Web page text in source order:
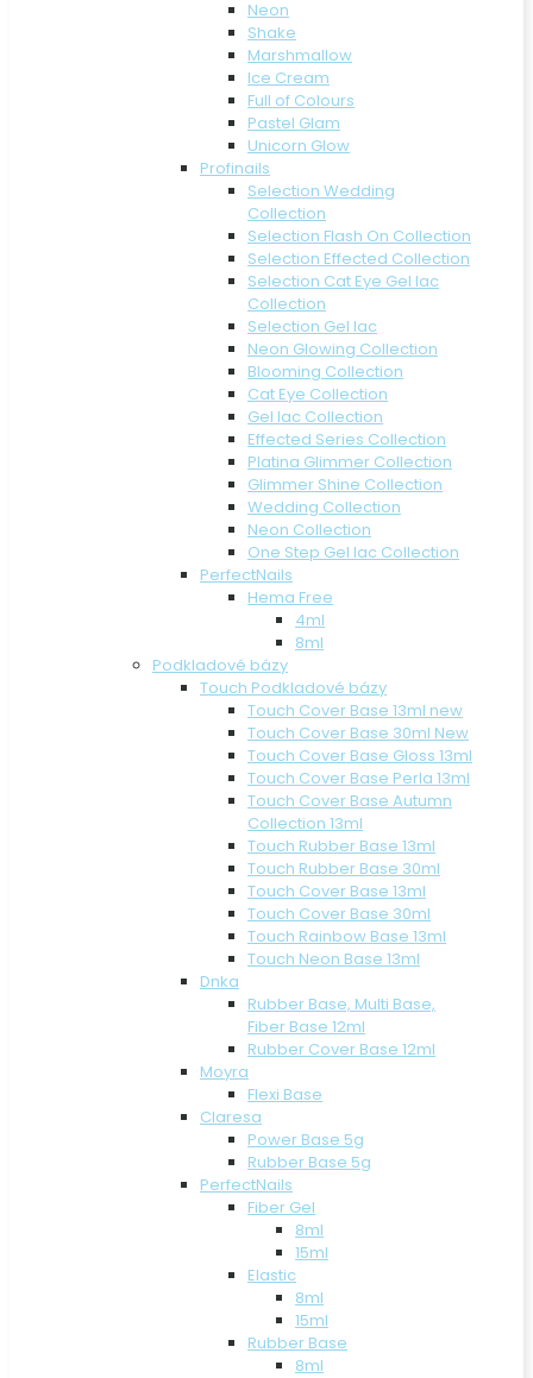
Neon
Shake
Marshmallow
Ice Cream
Full of Colours
Pastel Glam
Unicorn Glow
Profinails
Selection Wedding
Collection
Selection Flash On Collection
Selection Effected Collection
Selection Cat Eye Gel lac
Collection
Selection Gel lac
Neon Glowing Collection
Blooming Collection
Cat Eye Collection
Gel lac Collection
Effected Series Collection
Platina Glimmer Collection
Glimmer Shine Collection
Wedding Collection
Neon Collection
One Step Gel lac Collection
PerfectNails
Hema Free
4ml
8ml
Podkladové bázy
Touch Podkladové bázy
Touch Cover Base 13ml new
Touch Cover Base 30ml New
Touch Cover Base Gloss 13ml
Touch Cover Base Perla 13ml
Touch Cover Base Autumn
Collection 13ml
Touch Rubber Base 13ml
Touch Rubber Base 30ml
Touch Cover Base 13ml
Touch Cover Base 30ml
Touch Rainbow Base 13ml
Touch Neon Base 13ml
Dnka
Rubber Base, Multi Base,
Fiber Base 12ml
Rubber Cover Base 12ml
Moyra
Flexi Base
Claresa
Power Base 5g
Rubber Base 5g
PerfectNails
Fiber Gel
8ml
15ml
Elastic
8ml
15ml
Rubber Base
8ml